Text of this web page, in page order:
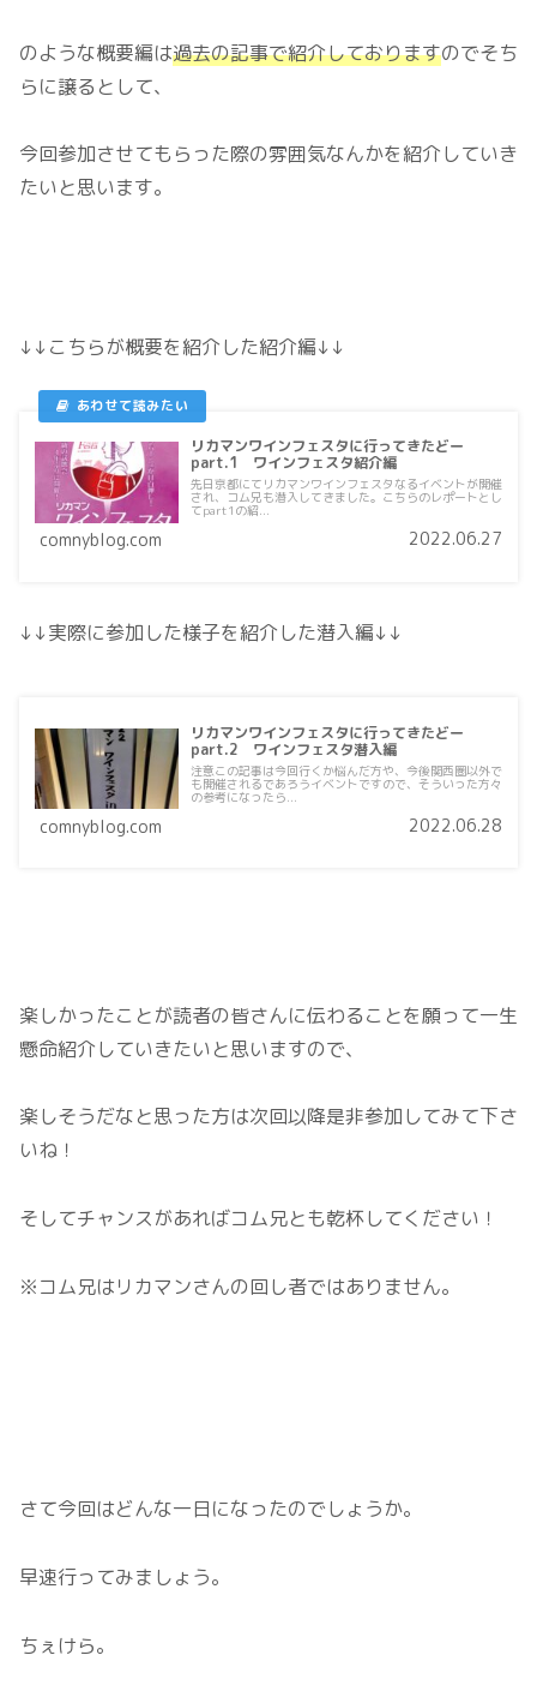
のような概要編は過去の記事で紹介しておりますのでそち
らに譲るとして、
今回参加させてもらった際の雰囲気なんかを紹介していき
たいと思います。
↓↓こちらが概要を紹介した紹介編↓↓
リカマンワインフェスタに行ってきたどー
part.1 ワインフェスタ紹介編
先日京都にてリカマンワインフェスタなるイベントが開催
され、コム兄も潜入してきました。こちらのレポートとし
てpart1の紹...
comnyblog.com 2022.06.27
↓↓実際に参加した様子を紹介した潜入編↓↓
リカマンワインフェスタに行ってきたどー
part.2 ワインフェスタ潜入編
注意この記事は今回行くか悩んだ方や、今後関西圏以外で
も開催されるであろうイベントですので、そういった方々
の参考になったら...
comnyblog.com 2022.06.28
楽しかったことが読者の皆さんに伝わることを願って一生
懸命紹介していきたいと思いますので、
楽しそうだなと思った方は次回以降是非参加してみて下さ
いね！
そしてチャンスがあればコム兄とも乾杯してください！
※コム兄はリカマンさんの回し者ではありません。
さて今回はどんな一日になったのでしょうか。
早速行ってみましょう。
ちぇけら。